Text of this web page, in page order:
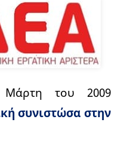
του 2009
συνιστώσα στην